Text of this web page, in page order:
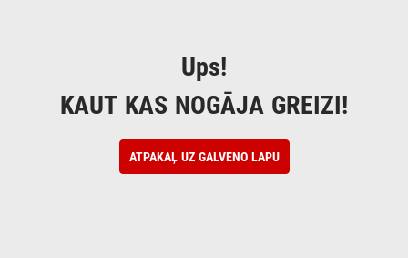
Ups!
KAUT KAS NOGĀJA GREIZI!
ATPAKAĻ UZ GALVENO LAPU